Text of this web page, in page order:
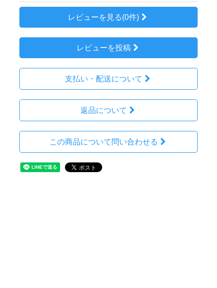
レビューを見る(0件)
レビューを投稿
支払い・配送について
返品について
この商品について問い合わせる